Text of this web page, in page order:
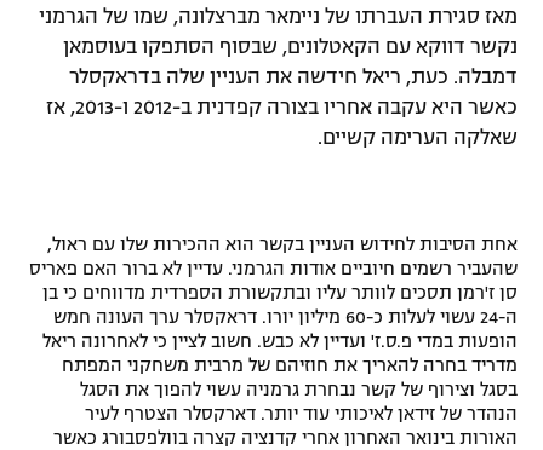
המגזין
מאז סגירת העברתו של ניימאר מברצלונה, שמו של הגרמני
נקשר דווקא עם הקאטלונים, שבסוף הסתפקו בעוסמאן
דמבלה. כעת, ריאל חידשה את העניין שלה בדראקסלר
כאשר היא עקבה אחריו בצורה קפדנית ב-2012 ו-2013, אז
שאלקה הערימה קשיים.
אחת הסיבות לחידוש העניין בקשר הוא ההכירות שלו עם ראול,
שהעביר רשמים חיוביים אודות הגרמני. עדיין לא ברור האם פאריס
סן ז'רמן תסכים לוותר עליו ובתקשורת הספרדית מדווחים כי בן
ה-24 עשוי לעלות כ-60 מיליון יורו. דראקסלר ערך העונה חמש
הופעות במדי פ.ס.ז' ועדיין לא כבש. חשוב לציין כי לאחרונה ריאל
מדריד בחרה להאריך את חוזיהם של מרבית משחקני המפתח
בסגל וצירוף של קשר נבחרת גרמניה עשוי להפוך את הסגל
הנהדר של זידאן לאיכותי עוד יותר. דארקסלר הצטרף לעיר
האורות בינואר האחרון אחרי קדנציה קצרה בוולפסבורג כאשר